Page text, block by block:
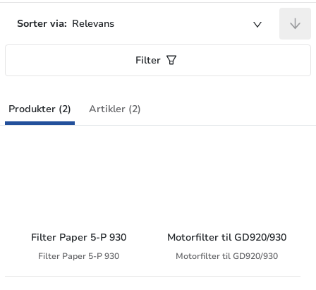
Sorter via: Relevans
Filter
Produkter (2) Artikler (2)
Filter Paper 5-P 930
Filter Paper 5-P 930
Motorfilter til GD920/930
Motorfilter til GD920/930